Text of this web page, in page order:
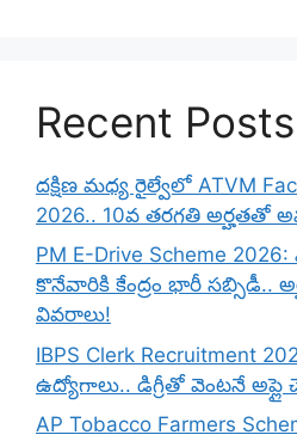
Recent Posts
దక్షిణ మధ్య రైల్వేలో ATVM
2026.. 10వ తరగతి అర్హతతో
PM E-Drive Scheme
కొనేవారికి కేంద్రం భారీ సబ్సిడీ..
వివరాలు!
IBPS Clerk Recruitment
ఉద్యోగాలు.. డిగ్రీతో వెంటనే
AP Tobacco Farmers